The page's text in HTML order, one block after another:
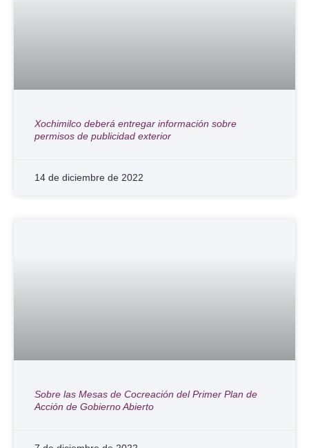
Xochimilco deberá entregar información sobre
permisos de publicidad exterior
14 de diciembre de 2022
Sobre las Mesas de Cocreación del Primer Plan de
Acción de Gobierno Abierto